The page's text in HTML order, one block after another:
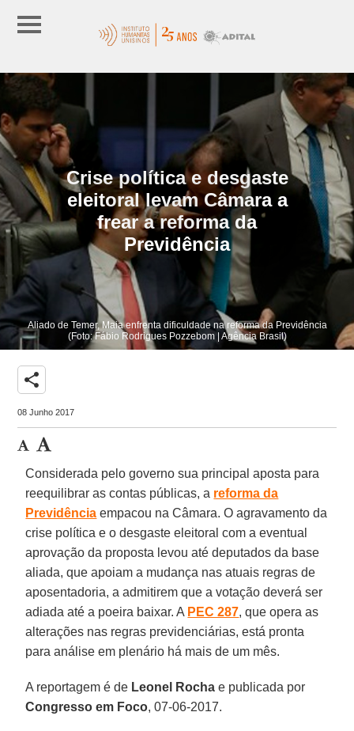
Crise política e desgaste
eleitoral levam Câmara a
frear a reforma da
Previdência
Aliado de Temer, Maia enfrenta dificuldade na reforma da Previdência
(Foto: Fábio Rodrigues Pozzebom | Agência Brasil)
share
08 Junho 2017
Considerada pelo governo sua principal aposta para
reequilibrar as contas públicas, a reforma da
Previdência empacou na Câmara. O agravamento da
crise política e o desgaste eleitoral com a eventual
aprovação da proposta levou até deputados da base
aliada, que apoiam a mudança nas atuais regras de
aposentadoria, a admitirem que a votação deverá ser
adiada até a poeira baixar. A PEC 287, que opera as
alterações nas regras previdenciárias, está pronta
para análise em plenário há mais de um mês.
A reportagem é de Leonel Rocha e publicada por
Congresso em Foco, 07-06-2017.